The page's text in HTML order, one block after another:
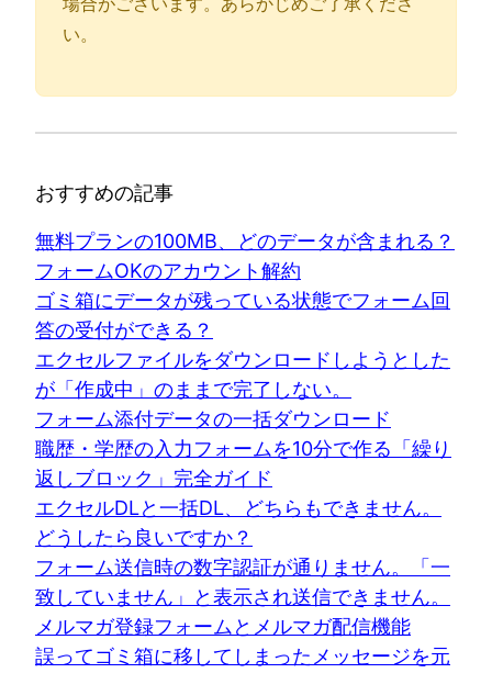
い。
おすすめの記事
無料プランの100MB、どのデータが含まれる？
フォームOKのアカウント解約
ゴミ箱にデータが残っている状態でフォーム回
答の受付ができる？
エクセルファイルをダウンロードしようとした
が「作成中」のままで完了しない。
フォーム添付データの一括ダウンロード
職歴・学歴の入力フォームを10分で作る「繰り
返しブロック」完全ガイド
エクセルDLと一括DL、どちらもできません。
どうしたら良いですか？
フォーム送信時の数字認証が通りません。「一
致していません」と表示され送信できません。
メルマガ登録フォームとメルマガ配信機能
誤ってゴミ箱に移してしまったメッセージを元